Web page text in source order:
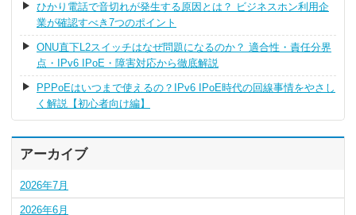
ひかり電話で音切れが発生する原因とは？ ビジネスホン利用企
業が確認すべき7つのポイント
ONU直下L2スイッチはなぜ問題になるのか？ 適合性・責任分界
点・IPv6 IPoE・障害対応から徹底解説
PPPoEはいつまで使えるの？IPv6 IPoE時代の回線事情をやさし
く解説【初心者向け編】
アーカイブ
2026年7月
2026年6月